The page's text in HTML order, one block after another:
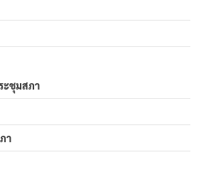
ะชุมสภา
า